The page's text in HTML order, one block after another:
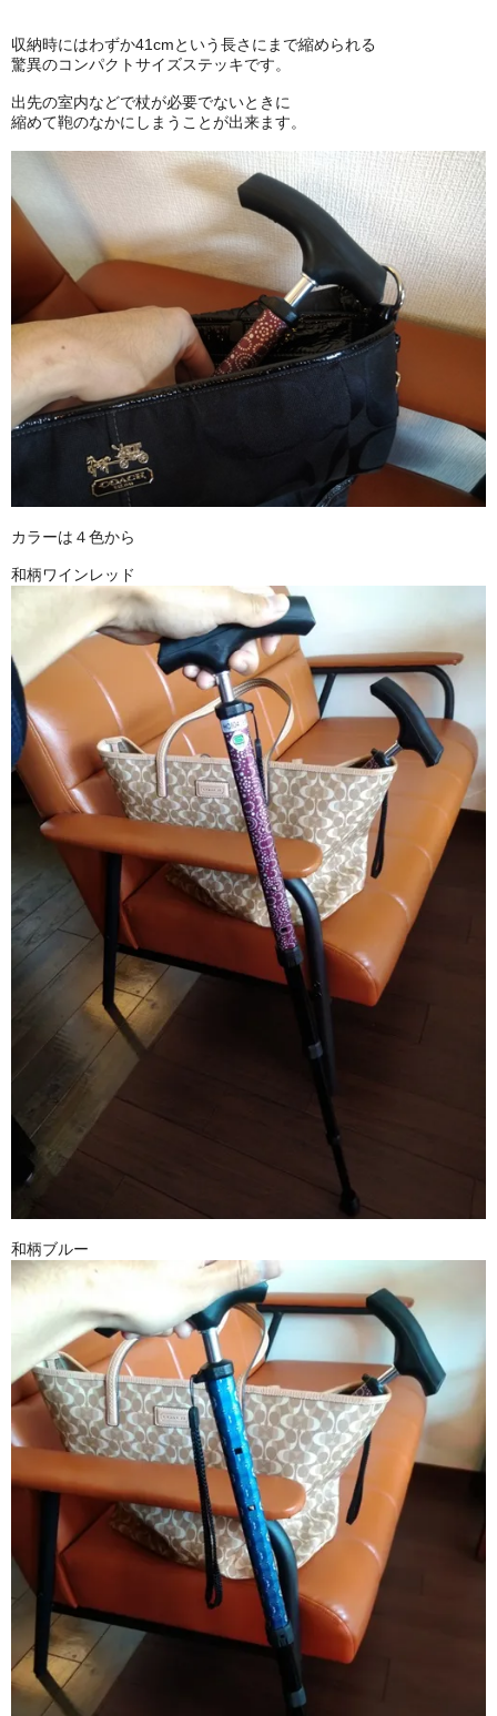
収納時にはわずか41cmという長さにまで縮められる
驚異のコンパクトサイズステッキです。
出先の室内などで杖が必要でないときに
縮めて鞄のなかにしまうことが出来ます。
カラーは４色から
和柄ワインレッド
和柄ブルー